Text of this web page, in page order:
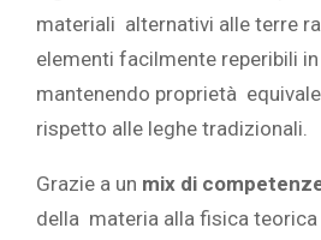
materiali alternativi alle terre
elementi facilmente reperibili
mantenendo proprietà
rispetto alle leghe tradizionali.
Grazie a un mix di
della materia alla fisica teorica